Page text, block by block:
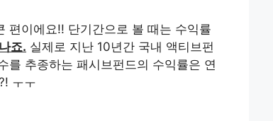
편이에요!! 단기간으로 볼 때는 수익률
죠. 실제로 지난 10년간 국내 액티브펀
를 추종하는 패시브펀드의 수익률은 연
ㅜㅜ